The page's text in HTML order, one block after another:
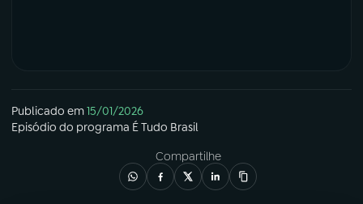
Publicado em15/01/2026
Episódio do programa É Tudo Brasil
Compartilhe